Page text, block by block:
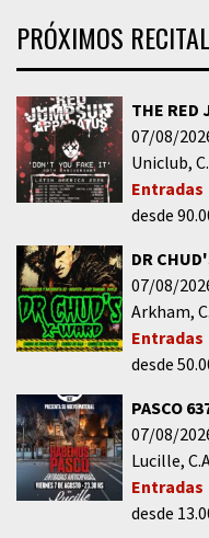
PRÓXIMOS
THE RED
07/08/
Uniclub
Entradas
desde
DR
07/08/
Arkham
Entradas
desde
PASCO
07/08/
Lucille
Entradas
desde